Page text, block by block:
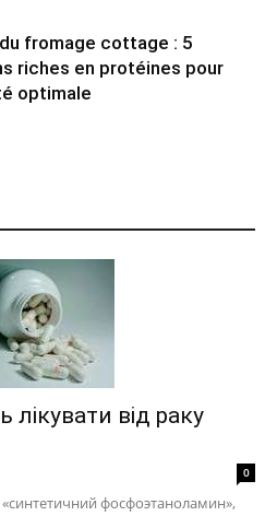
fromage cottage : 5
riches en protéines pour
optimale
лікувати від раку
0
фосфоэтаноламин»,